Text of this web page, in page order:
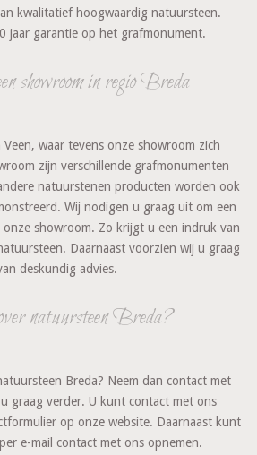
kwalitatief hoogwaardig natuursteen.
jaar garantie op het grafmonument.
showroom in regio Breda
waar tevens onze showroom zich
zijn verschillende grafmonumenten
natuurstenen producten worden ook
Wij nodigen u graag uit om een
showroom. Zo krijgt u een indruk van
Daarnaast voorzien wij u graag
deskundig advies.
natuursteen Breda?
Breda? Neem dan contact met
graag verder. U kunt contact met ons
op onze website. Daarnaast kunt
e-mail contact met ons opnemen.